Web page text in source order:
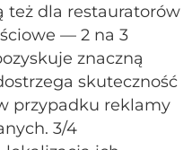
też dla restauratorów
— 2 na 3
znaczną
skuteczność
przypadku reklamy
3/4